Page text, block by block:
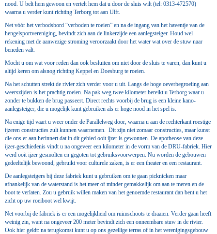
nood. U belt hem gewoon en vertelt hem dat u door de sluis wilt (tel: 0313-472570)
waarna u verder kunt richting Terborg tot aan Ulft.
Net vóór het verbodsbord “verboden te roeien” en na de ingang van het haventje van de
hengelsportvereniging, bevindt zich aan de linkerzijde een aanlegsteiger. Houd wel
rekening met de aanwezige stroming veroorzaakt door het water wat over de stuw naar
beneden valt.
Mocht u om wat voor reden dan ook besluiten om niet door de sluis te varen, dan kunt u
altijd keren om alsnog richting Keppel en Doesburg te roeien.
Na het schutten strekt de rivier zich verder voor u uit. Langs de hoge oeverbegroeiing aan
weerszijden is het prachtig roeien. Na pak weg twee kilometer bereikt u Terborg waar u
zonder te bukken de brug passeert. Direct rechts voorbij de brug is een kleine kano-
aanlegsteiger, die u mogelijk kunt gebruiken als er hoge nood in het spel is.
Na enige tijd vaart u weer onder de Parallelweg door, waarna u aan de rechterkant roestige
ijzeren constructies zult kunnen waarnemen. Dit zijn niet zomaar constructies, maar kunst
die ons er aan herinnert dat in dit gebied ooit ijzer is gewonnen. De apotheose van deze
ijzer-geschiedenis vindt u na ongeveer een kilometer in de vorm van de DRU-fabriek. Hier
werd ooit ijzer gesmolten en gegoten tot gebruiksvoorwerpen. Nu worden de gebouwen
gedeeltelijk bewoond, gebruikt voor culturele zaken, is er een theater en een restaurant.
De aanlegsteigers bij deze fabriek kunt u gebruiken om te gaan picknicken maar
afhankelijk van de waterstand is het meer of minder gemakkelijk om aan te meren en de
boot te verlaten. Zou u gebruik willen maken van het genoemde restaurant dan bent u het
zicht op uw roeiboot wel kwijt.
Net voorbij de fabriek is er een mogelijkheid om ruimschoots te draaien. Verder gaan heeft
weinig zin, want na ongeveer 200 meter bevindt zich een onneembare stuw in de rivier.
Ook hier geldt: na terugkomst kunt u op ons gezellige terras of in het verenigingsgebouw